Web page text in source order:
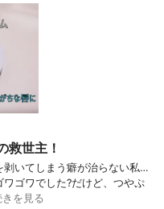
救世主！
剥いてしまう癖が治らない私…
ゴワでした?だけど、つやぷ
きを見る